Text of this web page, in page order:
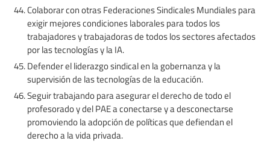
Colaborar con otras Federaciones Sindicales Mundiales para
exigir mejores condiciones laborales para todos los
trabajadores y trabajadoras de todos los sectores afectados
por las tecnologías y la IA.
Defender el liderazgo sindical en la gobernanza y la
supervisión de las tecnologías de la educación.
Seguir trabajando para asegurar el derecho de todo el
profesorado y del PAE a conectarse y a desconectarse
promoviendo la adopción de políticas que defiendan el
derecho a la vida privada.